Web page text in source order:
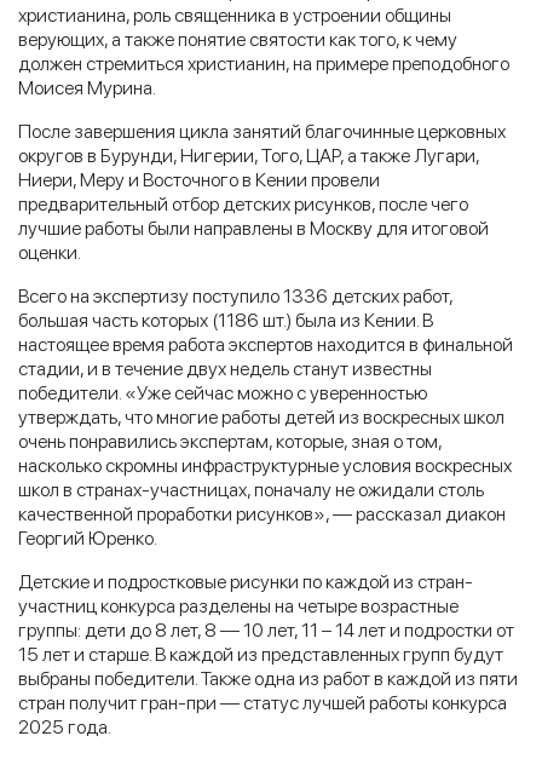
христианина, роль священника в устроении общины
верующих, а также понятие святости как того, к чему
должен стремиться христианин, на примере преподобного
Моисея Мурина.
После завершения цикла занятий благочинные церковных
округов в Бурунди, Нигерии, Того, ЦАР, а также Лугари,
Ниери, Меру и Восточного в Кении провели
предварительный отбор детских рисунков, после чего
лучшие работы были направлены в Москву для итоговой
оценки.
Всего на экспертизу поступило 1336 детских работ,
большая часть которых (1186 шт.) была из Кении. В
настоящее время работа экспертов находится в финальной
стадии, и в течение двух недель станут известны
победители. «Уже сейчас можно с уверенностью
утверждать, что многие работы детей из воскресных школ
очень понравились экспертам, которые, зная о том,
насколько скромны инфраструктурные условия воскресных
школ в странах-участницах, поначалу не ожидали столь
качественной проработки рисунков», — рассказал диакон
Георгий Юренко.
Детские и подростковые рисунки по каждой из стран-
участниц конкурса разделены на четыре возрастные
группы: дети до 8 лет, 8 — 10 лет, 11 – 14 лет и подростки от
15 лет и старше. В каждой из представленных групп будут
выбраны победители. Также одна из работ в каждой из пяти
стран получит гран-при — статус лучшей работы конкурса
2025 года.